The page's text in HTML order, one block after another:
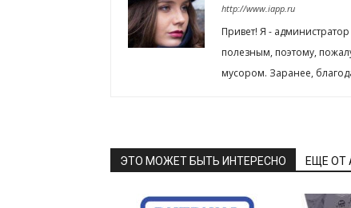
http://www.iapp.ru
Привет! Я -
полезным, поэтому,
мусором. Заранее,
ЭТО МОЖЕТ БЫТЬ ИНТЕРЕСНО ЕЩЕ ОТ